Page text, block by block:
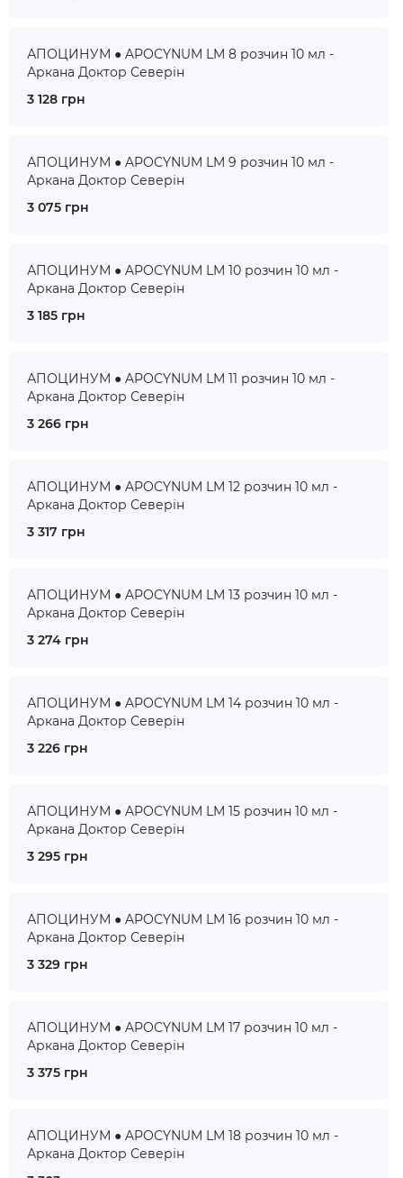
АПОЦИНУМ ● APOCYNUM LM 8 розчин 10 мл -
Аркана Доктор Северін
3 128 грн
АПОЦИНУМ ● APOCYNUM LM 9 розчин 10 мл -
Аркана Доктор Северін
3 075 грн
АПОЦИНУМ ● APOCYNUM LM 10 розчин 10 мл -
Аркана Доктор Северін
3 185 грн
АПОЦИНУМ ● APOCYNUM LM 11 розчин 10 мл -
Аркана Доктор Северін
3 266 грн
АПОЦИНУМ ● APOCYNUM LM 12 розчин 10 мл -
Аркана Доктор Северін
3 317 грн
АПОЦИНУМ ● APOCYNUM LM 13 розчин 10 мл -
Аркана Доктор Северін
3 274 грн
АПОЦИНУМ ● APOCYNUM LM 14 розчин 10 мл -
Аркана Доктор Северін
3 226 грн
АПОЦИНУМ ● APOCYNUM LM 15 розчин 10 мл -
Аркана Доктор Северін
3 295 грн
АПОЦИНУМ ● APOCYNUM LM 16 розчин 10 мл -
Аркана Доктор Северін
3 329 грн
АПОЦИНУМ ● APOCYNUM LM 17 розчин 10 мл -
Аркана Доктор Северін
3 375 грн
АПОЦИНУМ ● APOCYNUM LM 18 розчин 10 мл -
Аркана Доктор Северін